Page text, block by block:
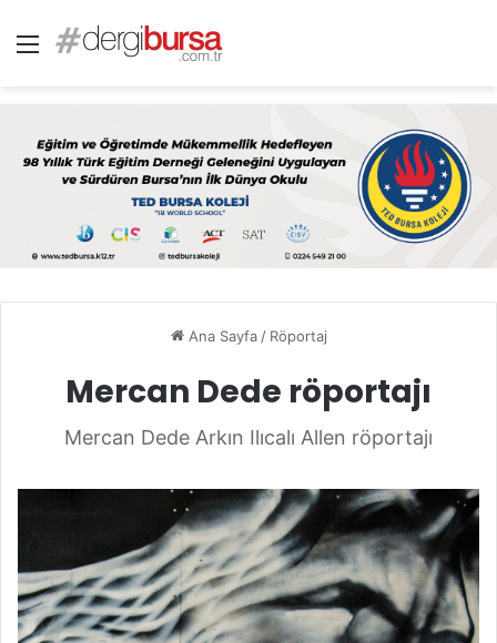
Menü
Ana Sayfa / Röportaj
Mercan Dede röportajı
Mercan Dede Arkın Ilıcalı Allen röportajı